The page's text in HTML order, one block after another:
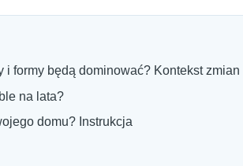
i formy będą dominować? Kontekst zmian
na lata?
domu? Instrukcja